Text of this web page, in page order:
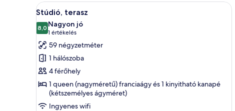
A
következő
szoba
összes
képének
megtekintése:
Stúdió,
terasz
Egy hálószoba, amelyben
12
Stúdió, terasz
8,010-ből 8,0
Nagyon jó
1 értékelés
(1
értékelés)
59 négyzetméter
1 hálószoba
4 férőhely
1 queen (nagyméretű) franciaágy és 1 kinyitható kanapé
(kétszemélyes ágyméret)
Ingyenes wifi